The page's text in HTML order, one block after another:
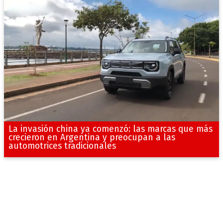
La invasión china ya comenzó: las marcas que más
crecieron en Argentina y preocupan a las
automotrices tradicionales